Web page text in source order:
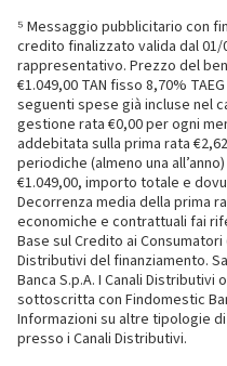
⁵ Messaggio pubblicitario con
credito finalizzato valida dal
rappresentativo. Prezzo del
€1.049,00 TAN fisso 8,70%
seguenti spese già incluse nel
gestione rata €0,00 per ogni
addebitata sulla prima rata
periodiche (almeno una
€1.049,00, importo totale e
Decorrenza media della prima
economiche e contrattuali fai
Base sul Credito ai Consumatori
Distributivi del finanziamento.
Banca S.p.A. I Canali
sottoscritta con Findomestic
Informazioni su altre tipologie
presso i Canali Distributivi.